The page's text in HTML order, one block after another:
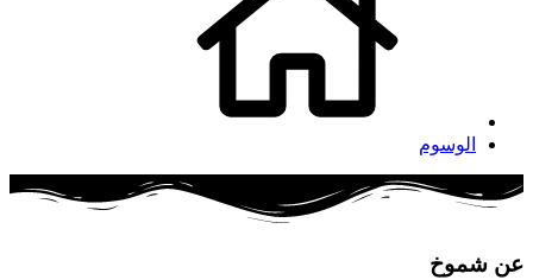
الوسوم
عن شموخ